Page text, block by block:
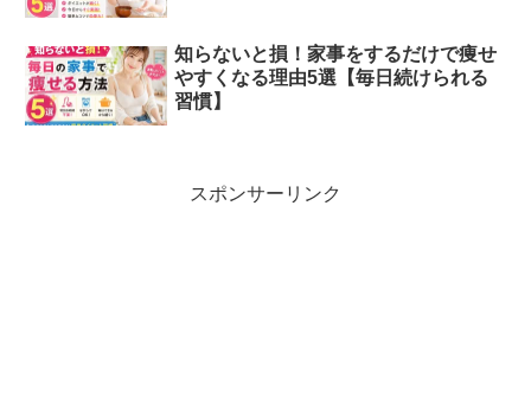
知らないと損！家事をするだけで痩せ
やすくなる理由5選【毎日続けられる
習慣】
スポンサーリンク